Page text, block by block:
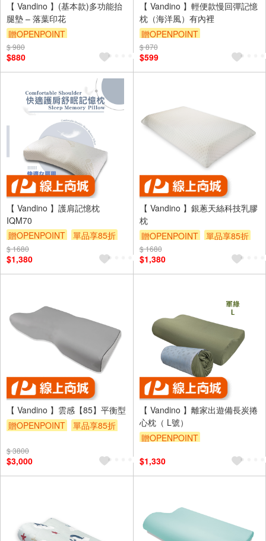
【 Vandino 】(基本款)多功能抬
腿墊 – 落葉印花
贈OPENPOINT
$ 980
$880
【 Vandino 】輕便款慢回彈記憶
枕（海洋風）有內裡
贈OPENPOINT
$ 870
$599
【 Vandino 】護肩記憶枕
IQM70
贈OPENPOINT
單品享85折
$ 1680
$1,380
【 Vandino 】銀蔥天絲科技乳膠
枕
贈OPENPOINT
單品享85折
$ 1680
$1,380
【 Vandino 】雲感【85】平衡型
贈OPENPOINT
單品享85折
$ 3800
$3,000
【 Vandino 】離家出遊備長炭捲
心枕（ L號）
贈OPENPOINT
$1,330